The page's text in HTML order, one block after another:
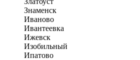
Знаменск
Иваново
Ивантеевка
Ижевск
Изобильный
Ипатово